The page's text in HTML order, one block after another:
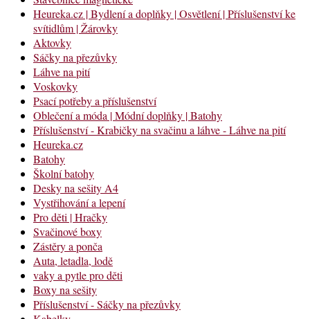
Heureka.cz | Bydlení a doplňky | Osvětlení | Příslušenství ke
svítidlům | Žárovky
Aktovky
Sáčky na přezůvky
Láhve na pití
Voskovky
Psací potřeby a příslušenství
Oblečení a móda | Módní doplňky | Batohy
Příslušenství - Krabičky na svačinu a láhve - Láhve na pití
Heureka.cz
Batohy
Školní batohy
Desky na sešity A4
Vystřihování a lepení
Pro děti | Hračky
Svačinové boxy
Zástěry a ponča
Auta, letadla, lodě
vaky a pytle pro děti
Boxy na sešity
Příslušenství - Sáčky na přezůvky